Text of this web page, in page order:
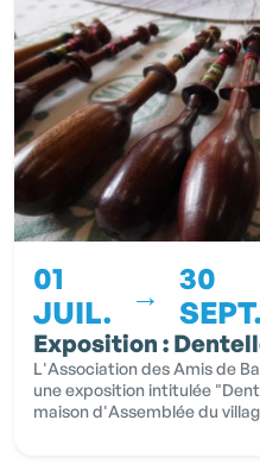
01
JUIL.
→
30
SEPT.
Exposition :
L'Association des Amis de
une exposition intitulée
maison d'Assemblée du